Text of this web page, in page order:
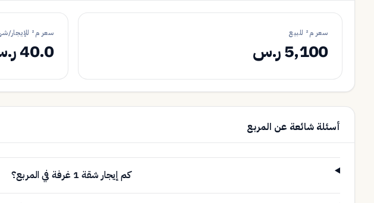
سعر م² للبيع
5,100 ر.س
سعر م² للإيجار/شهر
40.0 ر.س
أسئلة شائعة عن المربع
كم إيجار شقة 1 غرفة في المربع؟